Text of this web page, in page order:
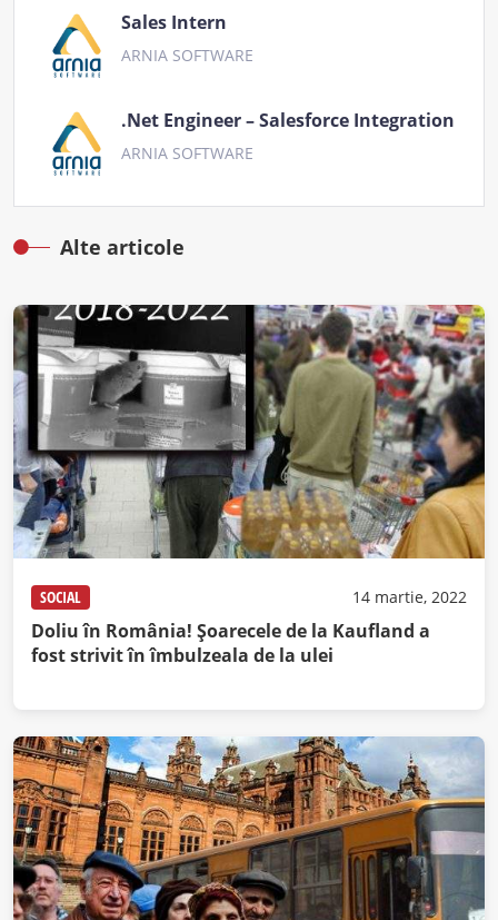
Sales Intern
ARNIA SOFTWARE
.Net Engineer – Salesforce Integration
ARNIA SOFTWARE
Alte articole
SOCIAL 14 martie, 2022
Doliu în România! Șoarecele de la Kaufland a
fost strivit în îmbulzeala de la ulei